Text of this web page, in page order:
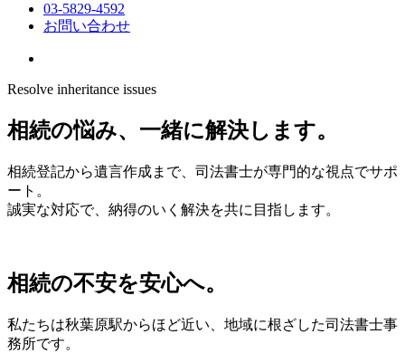
03-5829-4592
お問い合わせ
Resolve inheritance issues
相続の悩み、一緒に解決します。
相続登記から遺言作成まで、司法書士が専門的な視点でサポ
ート。
誠実な対応で、納得のいく解決を共に目指します。
相続の不安を安心へ。
私たちは秋葉原駅からほど近い、地域に根ざした司法書士事
務所です。